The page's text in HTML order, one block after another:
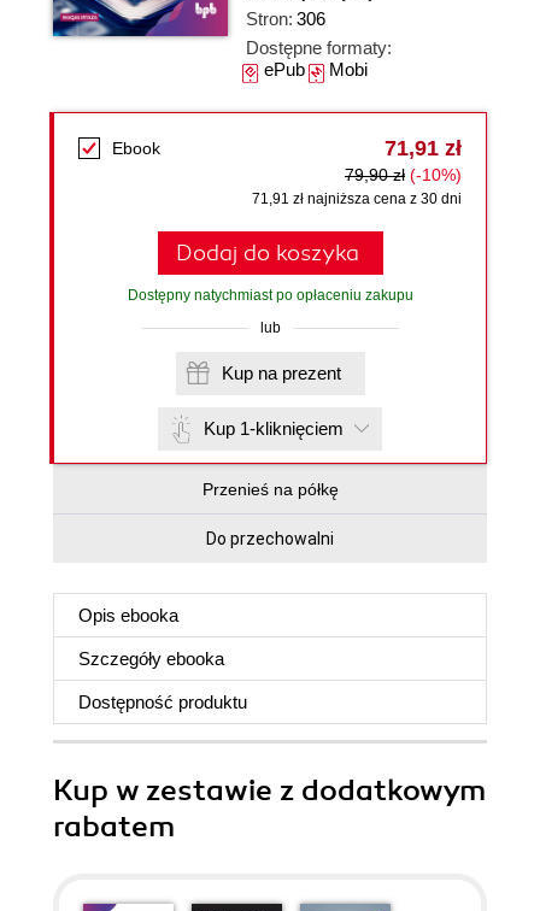
Stron: 306
Dostępne formaty:
ePubMobi
Ebook 71,91 zł
79,90 zł (-10%)
71,91 zł najniższa cena z 30 dni
Dodaj do koszyka
Dostępny natychmiast po opłaceniu zakupu
lub
Kup na prezent
Kup 1-kliknięciem
Przenieś na półkę
Do przechowalni
Opis ebooka
Szczegóły ebooka
Dostępność produktu
Kup w zestawie z dodatkowym
rabatem